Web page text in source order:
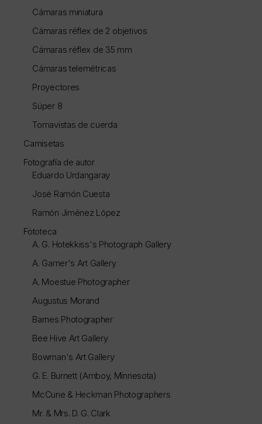
Cámaras miniatura
Cámaras réflex de 2 objetivos
Cámaras réflex de 35 mm
Cámaras telemétricas
Proyectores
Súper 8
Tomavistas de cuerda
Camisetas
Fotografía de autor
Eduardo Urdangaray
José Ramón Cuesta
Ramón Jiménez López
Fototeca
A. G. Hotekkiss's Photograph Gallery
A. Garner's Art Gallery
A. Moestue Photographer
Augustus Morand
Barnes Photographer
Bee Hive Art Gallery
Bowman's Art Gallery
G. E. Burnett (Amboy, Minnesota)
McCune & Heckman Photographers
Mr. & Mrs. D. G. Clark